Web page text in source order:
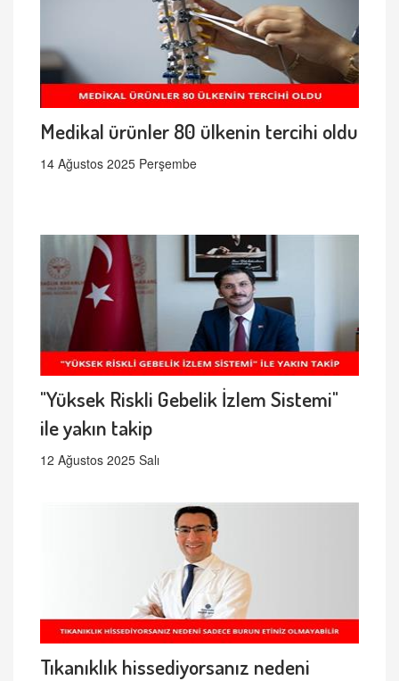
Medikal ürünler 80 ülkenin tercihi oldu
14 Ağustos 2025 Perşembe
"Yüksek Riskli Gebelik İzlem Sistemi"
ile yakın takip
12 Ağustos 2025 Salı
Tıkanıklık hissediyorsanız nedeni